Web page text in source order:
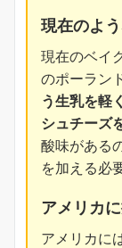
現在のよ
現在のベイ
のポーラン
う生乳を軽
シュチーズ
酸味がある
を加える必
アメリカ
アメリカに